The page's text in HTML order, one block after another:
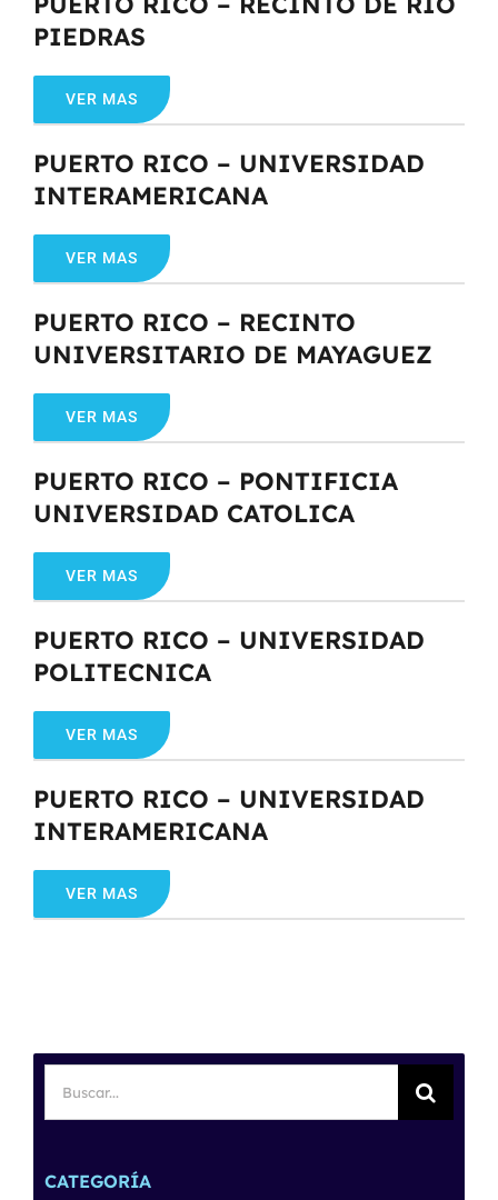
PIEDRAS
VER MAS
PUERTO RICO – UNIVERSIDAD
INTERAMERICANA
VER MAS
PUERTO RICO – RECINTO
UNIVERSITARIO DE MAYAGUEZ
VER MAS
PUERTO RICO – PONTIFICIA
UNIVERSIDAD CATOLICA
VER MAS
PUERTO RICO – UNIVERSIDAD
POLITECNICA
VER MAS
PUERTO RICO – UNIVERSIDAD
INTERAMERICANA
VER MAS
Buscar:
CATEGORÍA